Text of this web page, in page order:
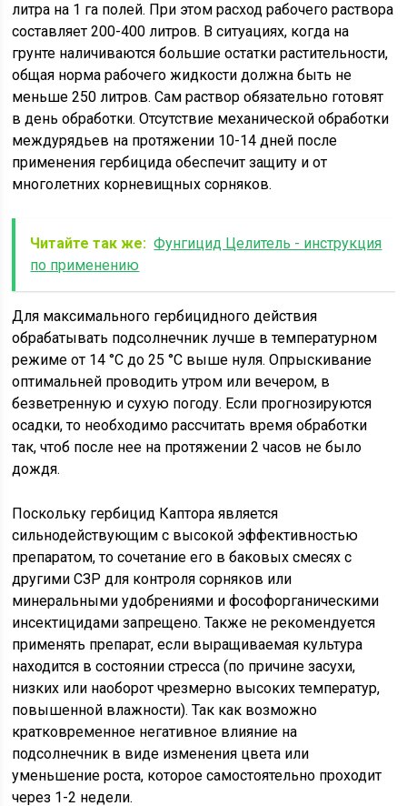
литра на 1 га полей. При этом расход рабочего раствора
составляет 200-400 литров. В ситуациях, когда на
грунте наличиваются большие остатки растительности,
общая норма рабочего жидкости должна быть не
меньше 250 литров. Сам раствор обязательно готовят
в день обработки. Отсутствие механической обработки
междурядьев на протяжении 10-14 дней после
применения гербицида обеспечит защиту и от
многолетних корневищных сорняков.
Читайте так же: Фунгицид Целитель - инструкция
по применению
Для максимального гербицидного действия
обрабатывать подсолнечник лучше в температурном
режиме от 14 °С до 25 °С выше нуля. Опрыскивание
оптимальней проводить утром или вечером, в
безветренную и сухую погоду. Если прогнозируются
осадки, то необходимо рассчитать время обработки
так, чтоб после нее на протяжении 2 часов не было
дождя.
Поскольку гербицид Каптора является
сильнодействующим с высокой эффективностью
препаратом, то сочетание его в баковых смесях с
другими СЗР для контроля сорняков или
минеральными удобрениями и фософорганическими
инсектицидами запрещено. Также не рекомендуется
применять препарат, если выращиваемая культура
находится в состоянии стресса (по причине засухи,
низких или наоборот чрезмерно высоких температур,
повышенной влажности). Так как возможно
кратковременное негативное влияние на
подсолнечник в виде изменения цвета или
уменьшение роста, которое самостоятельно проходит
через 1-2 недели.